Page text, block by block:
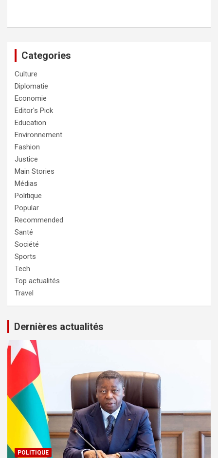
Categories
Culture
Diplomatie
Economie
Editor's Pick
Education
Environnement
Fashion
Justice
Main Stories
Médias
Politique
Popular
Recommended
Santé
Société
Sports
Tech
Top actualités
Travel
Dernières actualités
POLITIQUE